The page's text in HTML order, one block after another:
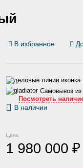
В избранное
Самовывоз из
Посмотреть
В наличии
Цена
1 980 000 ₽